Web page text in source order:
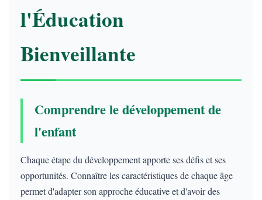
l'Éducation
Bienveillante
Comprendre le développement de
l'enfant
Chaque étape du développement apporte ses défis et ses
opportunités. Connaître les caractéristiques de chaque âge
permet d'adapter son approche éducative et d'avoir des